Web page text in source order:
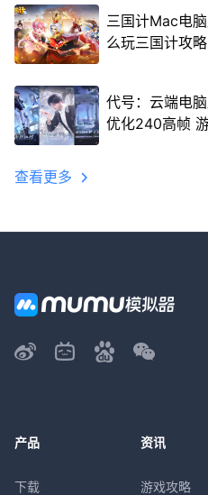
三国计Mac电
么玩三国计攻略
代号：云端电
优化240高帧
查看更多
产品
下载
资讯
游戏攻略